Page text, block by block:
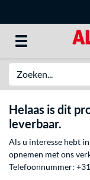
Helaas is dit
leverbaar.
Als u interesse hebt
opnemen met ons
Telefoonnummer: